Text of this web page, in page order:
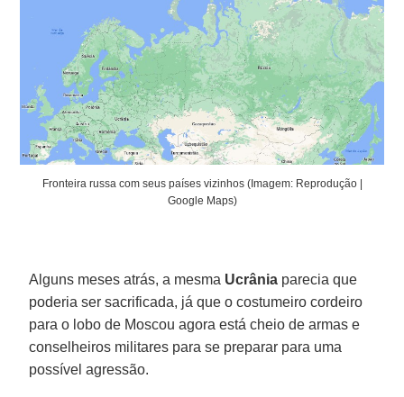
Fronteira russa com seus países vizinhos (Imagem: Reprodução |
Google Maps)
Alguns meses atrás, a mesma Ucrânia parecia que
poderia ser sacrificada, já que o costumeiro cordeiro
para o lobo de Moscou agora está cheio de armas e
conselheiros militares para se preparar para uma
possível agressão.